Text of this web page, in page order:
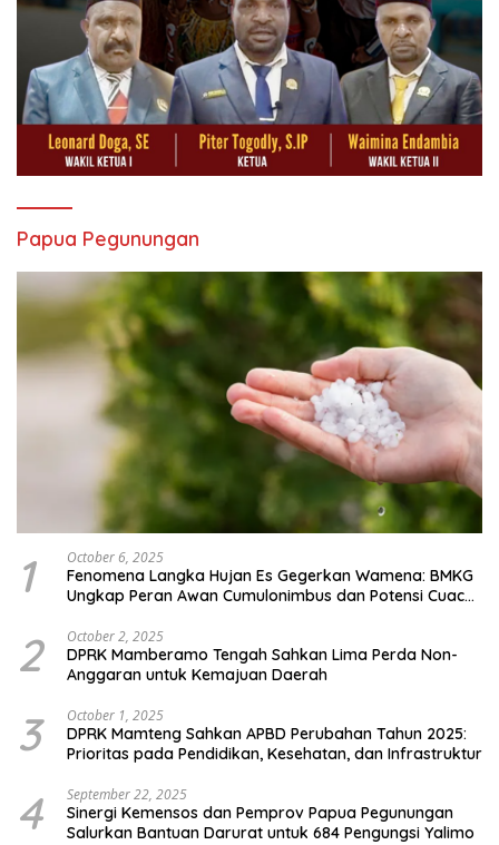
Papua Pegunungan
1 October 6, 2025
Fenomena Langka Hujan Es Gegerkan Wamena: BMKG
Ungkap Peran Awan Cumulonimbus dan Potensi Cuaca
2 October 2, 2025
DPRK Mamberamo Tengah Sahkan Lima Perda Non-
Anggaran untuk Kemajuan Daerah
3 October 1, 2025
DPRK Mamteng Sahkan APBD Perubahan Tahun 2025:
Prioritas pada Pendidikan, Kesehatan, dan Infrastruktur
4 September 22, 2025
Sinergi Kemensos dan Pemprov Papua Pegunungan
Salurkan Bantuan Darurat untuk 684 Pengungsi Yalimo